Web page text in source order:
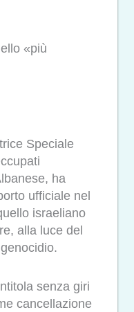
«più
Speciale
ha
ufficiale nel
israeliano
alla luce del
senza giri
cancellazione